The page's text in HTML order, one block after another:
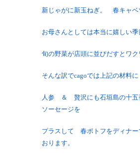
新じゃがに新玉ねぎ。 春キャベ
お母さんとしては本当に嬉しい季
旬の野菜が店頭に並びだすとワク
そんな訳でcagoでは上記の材料に
人参 ＆ 贅沢にも石垣島の十五
ソーセージを
プラスして 春ポトフをディナー
おります。